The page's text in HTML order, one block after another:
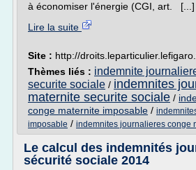
à économiser l'énergie (CGI, art. [...]
Lire la suite
Site : http://
Thèmes liés : indemnite
securite sociale / indemnites
maternite securite sociale /
conge maternite imposable /
imposable / indemnites journalieres conge
Le calcul des indemnités
sécurité sociale 2014